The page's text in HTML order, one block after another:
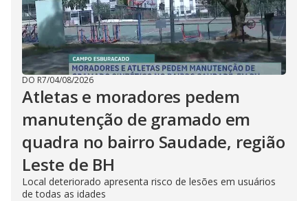
DO R7/04/08/2026
Atletas e moradores pedem
manutenção de gramado em
quadra no bairro Saudade, região
Leste de BH
Local deteriorado apresenta risco de lesões em usuários
de todas as idades